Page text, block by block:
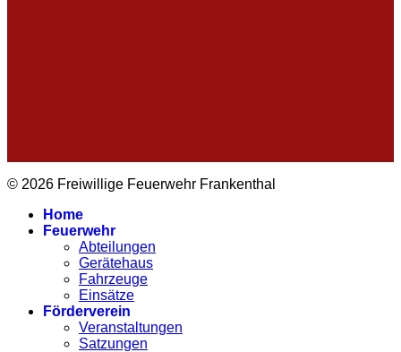
© 2026 Freiwillige Feuerwehr Frankenthal
Home
Feuerwehr
Abteilungen
Gerätehaus
Fahrzeuge
Einsätze
Förderverein
Veranstaltungen
Satzungen